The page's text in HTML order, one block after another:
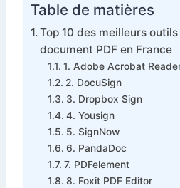
Table de matières
Top 10 des meilleurs
document PDF en France
1. Adobe Acrobat
2. DocuSign
3. Dropbox Sign
4. Yousign
5. SignNow
6. PandaDoc
7. PDFelement
8. Foxit PDF Editor